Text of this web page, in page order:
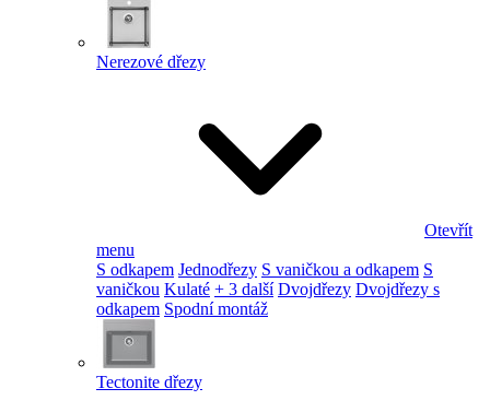
Nerezové dřezy
Otevřít
menu
S odkapem Jednodřezy S vaničkou a odkapem S
vaničkou Kulaté + 3 další Dvojdřezy Dvojdřezy s
odkapem Spodní montáž
Tectonite dřezy